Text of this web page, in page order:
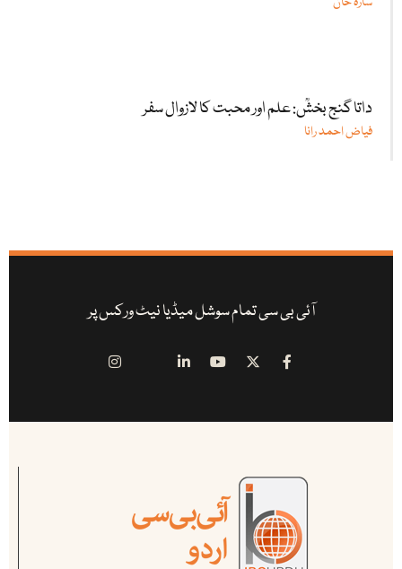
داتا گنج بخشؒ: علم اور محبت کا لازوال سفر
فیاض احمد رانا
آئی بی سی تمام سوشل میڈیا نیٹ ورکس پر